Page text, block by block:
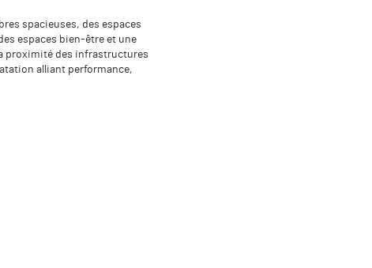
spacieuses, des espaces
espaces bien-être et une
proximité des infrastructures
alliant performance,